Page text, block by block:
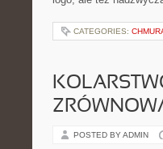
CATEGORIES:
POSTED BY ADMIN